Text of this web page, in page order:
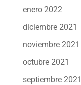
enero 2022
diciembre 2021
noviembre 2021
octubre 2021
septiembre 2021